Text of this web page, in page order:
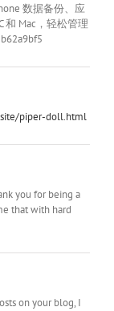
数据备份、应
和 Mac，轻松管理
piper-doll.html
you for being a
that with hard
on your blog, I